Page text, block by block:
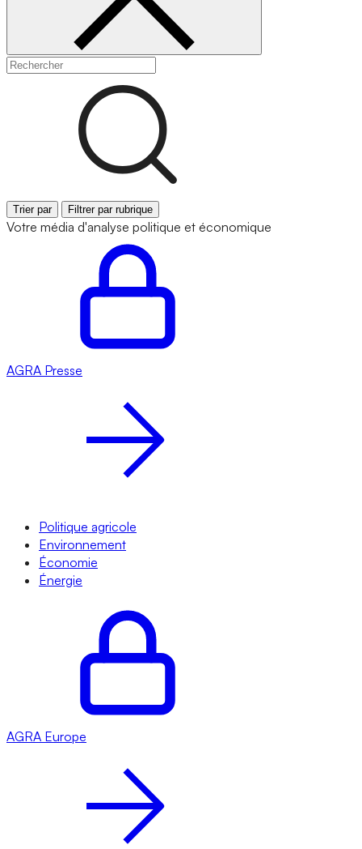
Trier par Filtrer par rubrique
Votre média d'analyse politique et économique
AGRA Presse
Politique agricole
Environnement
Économie
Énergie
AGRA Europe